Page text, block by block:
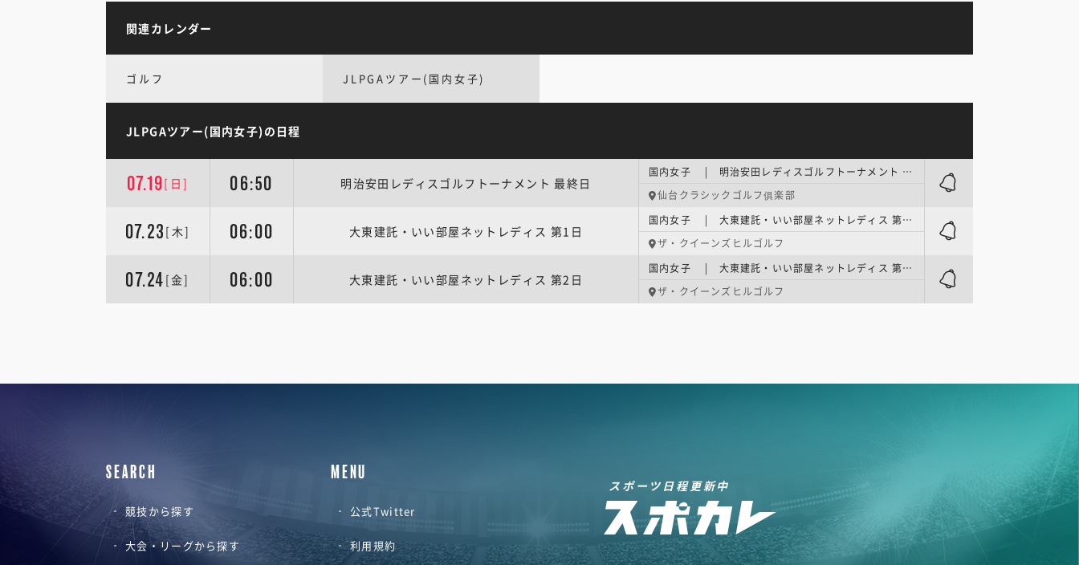
関連カレンダー
ゴルフ JLPGAツアー(国内女子)
JLPGAツアー(国内女子)の日程
07.19[日] 06:50 明治安田レディスゴルフトーナメント 最終日
国内女子 | 明治安田レディスゴルフトーナメント 最終日
仙台クラシックゴルフ俱楽部
07.23 [木] 06:00 大東建託・いい部屋ネットレディス 第1日
国内女子 | 大東建託・いい部屋ネットレディス 第1日
ザ・クイーンズヒルゴルフ
07.24 [金] 06:00 大東建託・いい部屋ネットレディス 第2日
国内女子 | 大東建託・いい部屋ネットレディス 第2日
ザ・クイーンズヒルゴルフ
SEARCH
競技から探す
大会・リーグから探す
MENU
公式Twitter
利用規約
スポーツ日程更新中